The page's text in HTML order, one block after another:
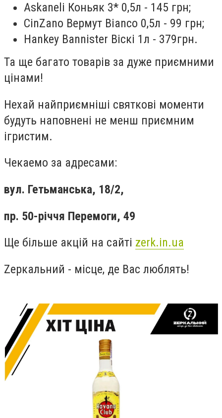
Askaneli Коньяк 3* 0,5л - 145 грн;
CinZano Вермут Bianco 0,5л - 99 грн;
Hankey Bannister Віскі 1л - 379грн.
Та ще багато товарів за дуже приємними
цінами!
Нехай найприємніші святкові моменти
будуть наповнені не менш приємним
ігристим.
Чекаемо за адресами:
вул. Гетьманська, 18/2,
пр. 50-річчя Перемоги, 49
Ще більше акцій на сайті zerk.in.ua
Zеркальний - місце, де Вас люблять!